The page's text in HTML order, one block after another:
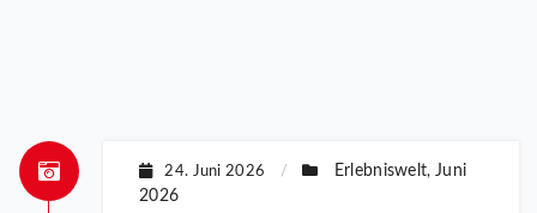
24. Juni 2026 / Erlebniswelt, Juni
2026